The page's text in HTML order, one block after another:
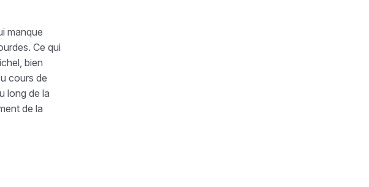
manque
Ce qui
bien
cours de
long de la
de la